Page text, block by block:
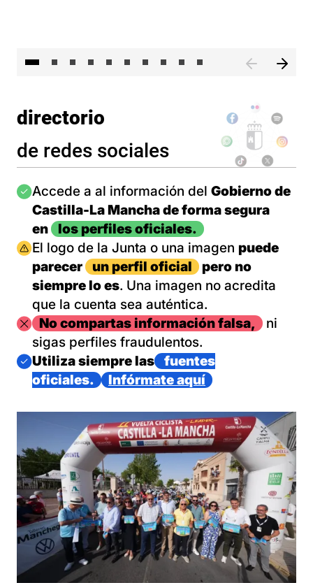
directorio
de redes sociales
Imagen
Accede a al información del Gobierno de
Castilla-La Mancha de forma segura
en
los perfiles oficiales.
Imagen
El logo de la Junta o una imagen puede
parecer
un perfil oficial
pero no
siempre lo es. Una imagen no acredita
que la cuenta sea auténtica.
ImagenNo compartas información falsa,
ni
sigas perfiles fraudulentos.
Imagen
Utiliza siempre las
fuentes
oficiales.
Infórmate aquí